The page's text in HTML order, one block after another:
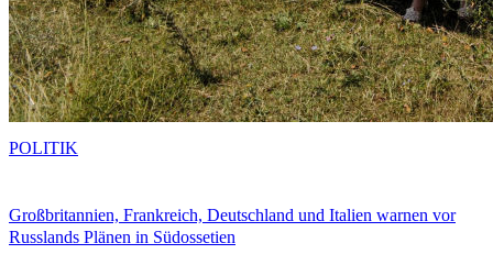
Großbritannien, Frankreich, Deutschland und Italien warnen vor
Russlands Plänen in Südossetien
POLITIK